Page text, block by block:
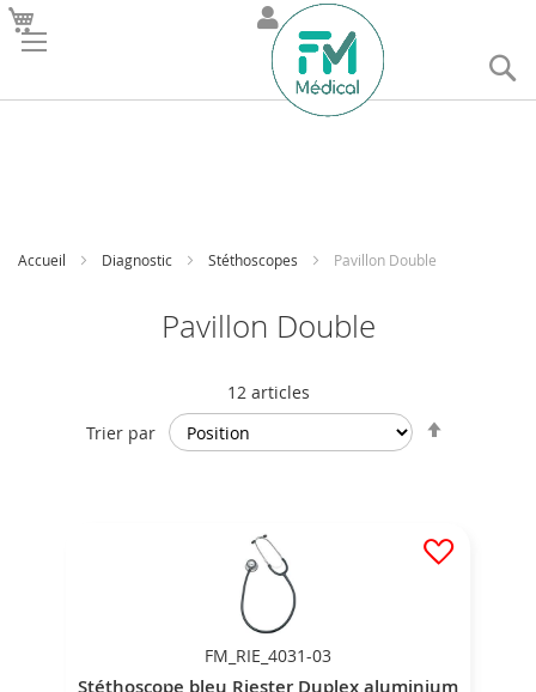
Accueil Diagnostic Stéthoscopes Pavillon Double
Pavillon Double
12articles
Trier par
FM_RIE_4031-03
Stéthoscope bleu Riester Duplex aluminium